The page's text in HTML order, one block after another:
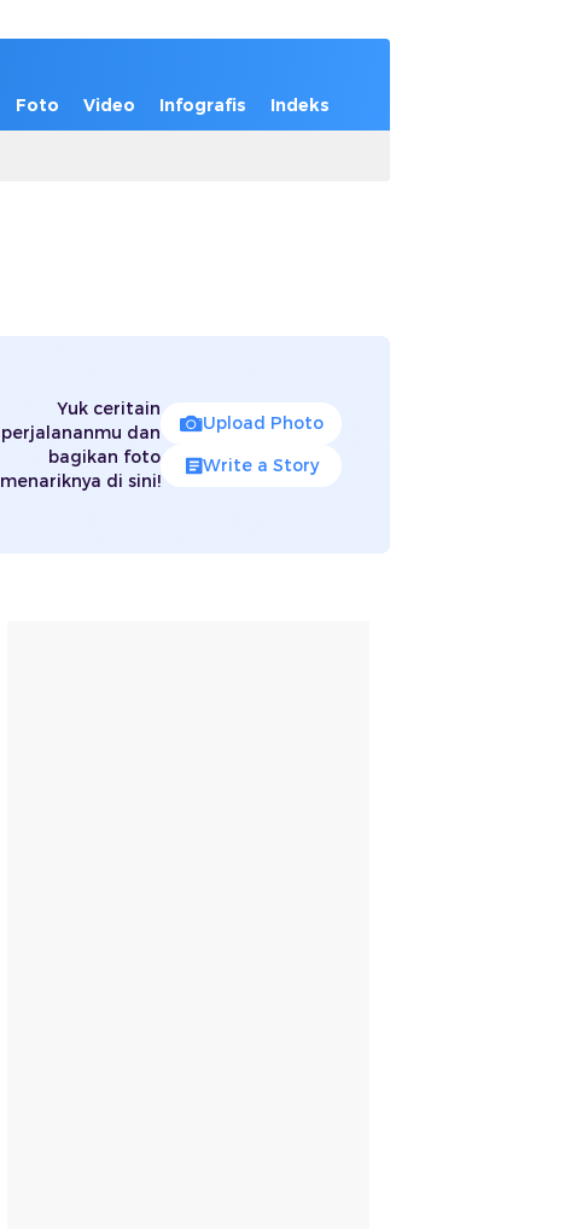
Foto Video Infografis Indeks
Yuk ceritain
perjalananmu dan
bagikan foto
menariknya di sini!
Upload Photo
Write a Story